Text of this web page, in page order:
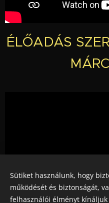
ÉLŐADÁS
Sütiket használunk, hogy
működését és biztonságát,
felhasználói élményt kínáljuk